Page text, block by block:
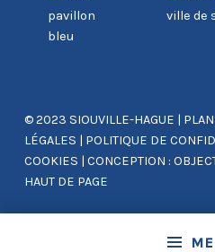
© 2023 SIOUVILLE-HAGUE |
LÉGALES | POLITIQUE DE
COOKIES | CONCEPTION :
HAUT DE PAGE